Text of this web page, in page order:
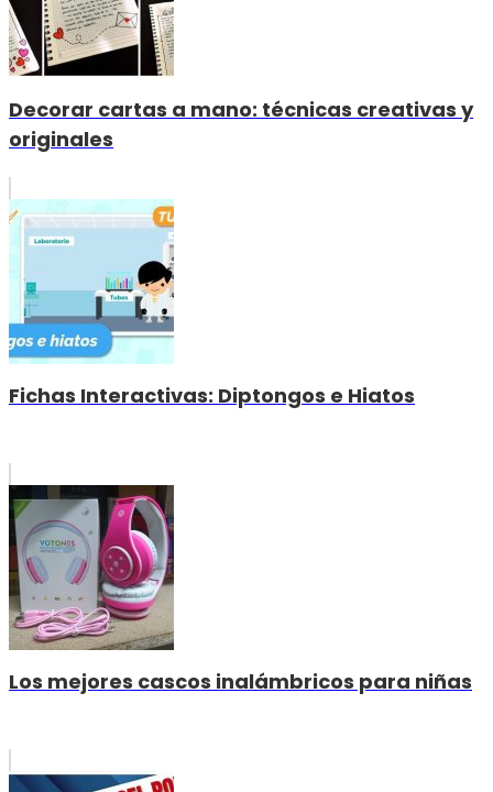
Decorar cartas a mano: técnicas creativas y
originales
Fichas Interactivas: Diptongos e Hiatos
Los mejores cascos inalámbricos para niñas